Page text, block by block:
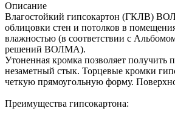
Описание
Влагостойкий гипсокартон (ГКЛВ)
облицовки стен и потолков в
влажностью (в соответствии с
решений ВОЛМА).
Утоненная кромка позволяет получить
незаметный стык. Торцевые кромки
четкую прямоугольную форму.
Преимущества гипсокартона: